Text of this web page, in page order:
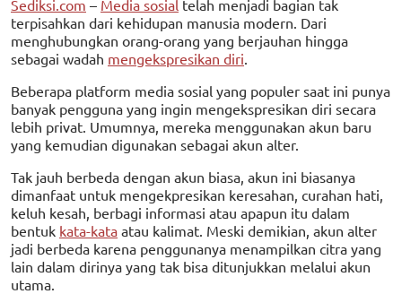
Sediksi.com – Media sosial telah menjadi bagian tak
terpisahkan dari kehidupan manusia modern. Dari
menghubungkan orang-orang yang berjauhan hingga
sebagai wadah mengekspresikan diri
Beberapa platform media sosial yang populer saat ini punya
banyak pengguna yang ingin mengekspresikan diri secara
lebih privat. Umumnya, mereka menggunakan akun baru
yang kemudian digunakan sebagai akun alter.
Tak jauh berbeda dengan akun biasa, akun ini biasanya
dimanfaat untuk mengekpresikan keresahan, curahan hati,
keluh kesah, berbagi informasi atau apapun itu dalam
bentuk kata-kata atau kalimat. Meski demikian, akun alter
jadi berbeda karena penggunanya menampilkan citra yang
lain dalam dirinya yang tak bisa ditunjukkan melalui akun
utama.